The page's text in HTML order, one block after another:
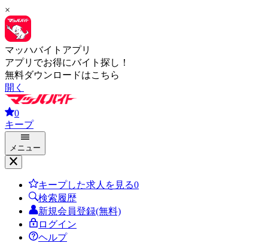
×
マッハバイトアプリ
アプリでお得にバイト探し！
無料ダウンロードはこちら
開く
0
キープ
メニュー
キープした求人を見る0
検索履歴
新規会員登録(無料)
ログイン
ヘルプ